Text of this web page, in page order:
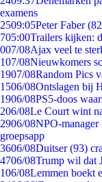
examens
2509:05Peter Faber
705:00Trailers kijken:
007/08Ajax veel te
107/08Nieuwkomers
1907/08Random Pics
1506/08Ontslagen bij
1906/08PS5-doos
206/08Le Court wint
2906/08NPO-manager
groepsapp
3606/08Duitser (93)
4706/08Trump wil dat
106/08Lemmen boekt